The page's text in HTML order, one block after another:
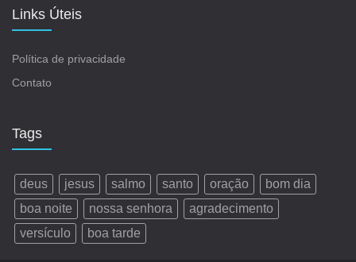
Links Úteis
Política de privacidade
Contato
Tags
deus jesus salmo santo oração
bom dia
boa noite
nossa senhora
agradecimento
versículo
boa tarde